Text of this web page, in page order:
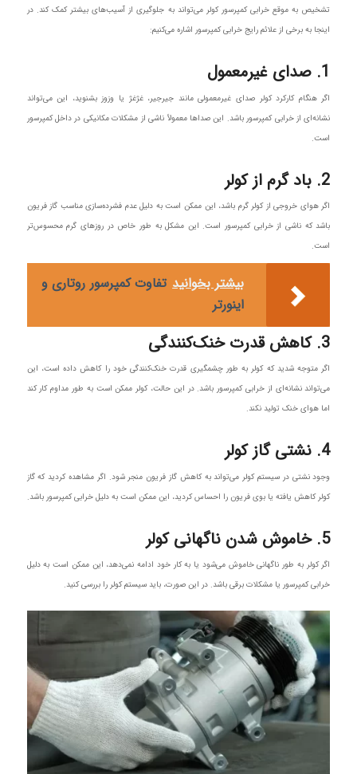
تشخیص به موقع خرابی کمپرسور کولر می‌تواند به جلوگیری از آسیب‌های بیشتر کمک کند. در
اینجا به برخی از علائم رایج خرابی کمپرسور اشاره می‌کنیم:
1. صدای غیرمعمول
اگر هنگام کارکرد کولر صدای غیرمعمولی مانند جیرجیر، غژغژ یا وزوز بشنوید، این می‌تواند
نشانه‌ای از خرابی کمپرسور باشد. این صداها معمولاً ناشی از مشکلات مکانیکی در داخل کمپرسور
است.
2. باد گرم از کولر
اگر هوای خروجی از کولر گرم باشد، این ممکن است به دلیل عدم فشرده‌سازی مناسب گاز فریون
باشد که ناشی از خرابی کمپرسور است. این مشکل به طور خاص در روزهای گرم محسوس‌تر
است.
بیشتر بخوانید تفاوت کمپرسور روتاری و
اینورتر
3. کاهش قدرت خنک‌کنندگی
اگر متوجه شدید که کولر به طور چشمگیری قدرت خنک‌کنندگی خود را کاهش داده است، این
می‌تواند نشانه‌ای از خرابی کمپرسور باشد. در این حالت، کولر ممکن است به طور مداوم کار کند
اما هوای خنک تولید نکند.
4. نشتی گاز کولر
وجود نشتی در سیستم کولر می‌تواند به کاهش گاز فریون منجر شود. اگر مشاهده کردید که گاز
کولر کاهش یافته یا بوی فریون را احساس کردید، این ممکن است به دلیل خرابی کمپرسور باشد.
5. خاموش شدن ناگهانی کولر
اگر کولر به طور ناگهانی خاموش می‌شود یا به کار خود ادامه نمی‌دهد، این ممکن است به دلیل
خرابی کمپرسور یا مشکلات برقی باشد. در این صورت، باید سیستم کولر را بررسی کنید.